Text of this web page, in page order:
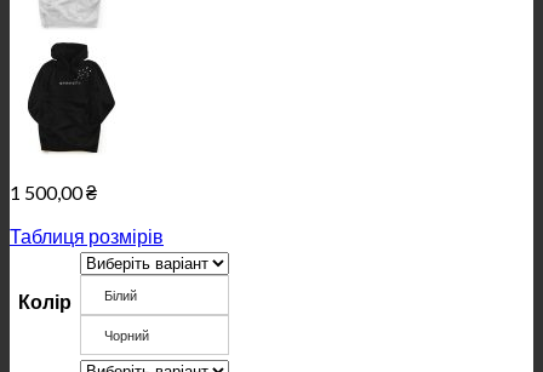
1 500,00₴
Таблиця розмірів
Колір Білий
Чорний